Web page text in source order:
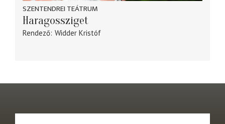
SZENTENDREI TEÁTRUM
Haragossziget
Rendező Widder Kristóf